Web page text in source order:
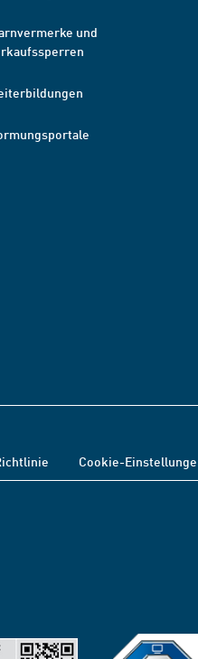
und
Cookie-